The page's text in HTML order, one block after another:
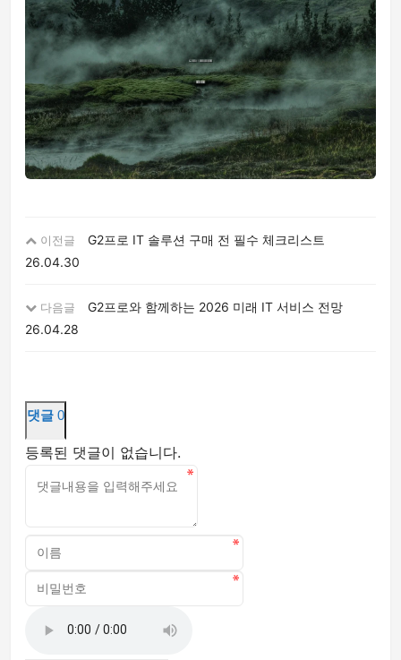
이전글
G2프로 IT 솔루션 구매 전 필수 체크리스트
26.04.30
다음글
G2프로와 함께하는 2026 미래 IT 서비스 전망
26.04.28
댓글 0
등록된 댓글이 없습니다.